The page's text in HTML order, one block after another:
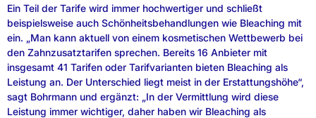
Ein Teil der Tarife wird immer hochwertiger und schließt
beispielsweise auch Schönheitsbehandlungen wie Bleaching mit
ein. „Man kann aktuell von einem kosmetischen Wettbewerb bei
den Zahnzusatztarifen sprechen. Bereits 16 Anbieter mit
insgesamt 41 Tarifen oder Tarifvarianten bieten Bleaching als
Leistung an. Der Unterschied liegt meist in der Erstattungshöhe“,
sagt Bohrmann und ergänzt: „In der Vermittlung wird diese
Leistung immer wichtiger, daher haben wir Bleaching als